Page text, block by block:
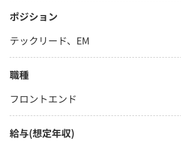
ポジション
テックリード、EM
職種
フロントエンド
給与(想定年収)